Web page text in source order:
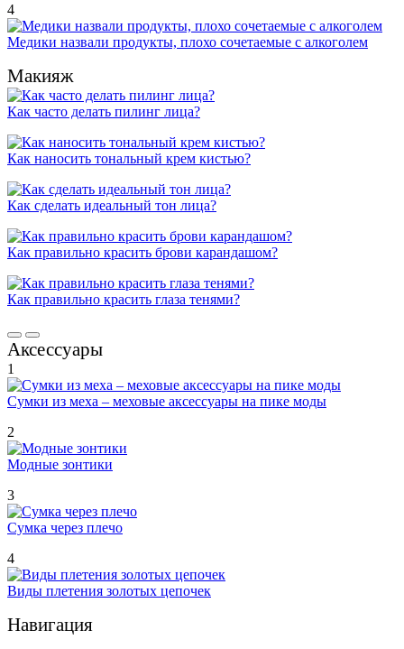
4
Медики назвали продукты, плохо сочетаемые с алкоголем
Макияж
Как часто делать пилинг лица?
Как наносить тональный крем кистью?
Как сделать идеальный тон лица?
Как правильно красить брови карандашом?
Как правильно красить глаза тенями?
Аксессуары
1
Сумки из меха – меховые аксессуары на пике моды
2
Модные зонтики
3
Сумка через плечо
4
Виды плетения золотых цепочек
Навигация